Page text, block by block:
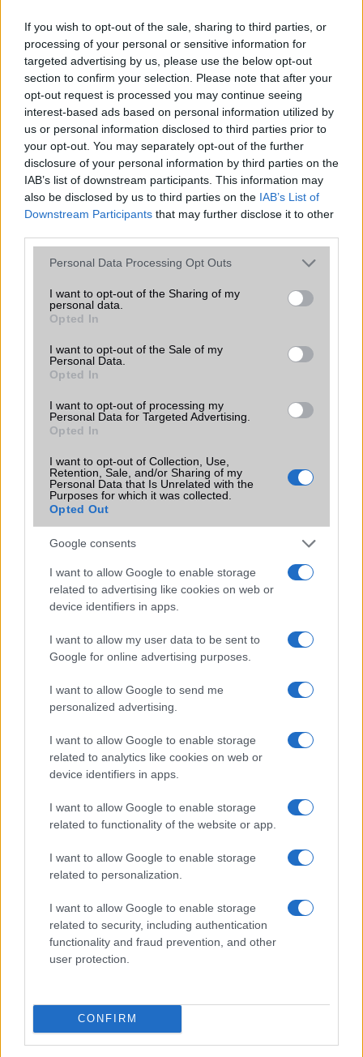
If you wish to opt-out of the sale, sharing to third parties, or
processing of your personal or sensitive information for
targeted advertising by us, please use the below opt-out
section to confirm your selection. Please note that after your
opt-out request is processed you may continue seeing
interest-based ads based on personal information utilized by
us or personal information disclosed to third parties prior to
your opt-out. You may separately opt-out of the further
disclosure of your personal information by third parties on the
IAB’s list of downstream participants. This information may
also be disclosed by us to third parties on the IAB’s List of
Downstream Participants that may further disclose it to other
Please note that this website/app uses one or more Google
not limited to your visit or usage behaviour. You may click to
grant or deny consent to Google and its third-party tags to
use your data for below specified purposes in below Google
consent section.
Personal Data Processing Opt Outs
I want to opt-out of the Sharing of my
personal data.
Opted In
I want to opt-out of the Sale of my
Personal Data.
Opted In
I want to opt-out of processing my
Personal Data for Targeted Advertising.
Opted In
I want to opt-out of Collection, Use,
Retention, Sale, and/or Sharing of my
Personal Data that Is Unrelated with the
Purposes for which it was collected.
Opted Out
Google consents
I want to allow Google to enable storage
related to advertising like cookies on web or
device identifiers in apps.
I want to allow my user data to be sent to
Google for online advertising purposes.
I want to allow Google to send me
personalized advertising.
I want to allow Google to enable storage
related to analytics like cookies on web or
device identifiers in apps.
I want to allow Google to enable storage
related to functionality of the website or app.
I want to allow Google to enable storage
related to personalization.
I want to allow Google to enable storage
related to security, including authentication
functionality and fraud prevention, and other
user protection.
CONFIRM
Office alkalmazások
DV = Document viewer (Word,
Excel, PowerPoint, PDF)
Iránytũ ecompass
Extrák Nincs
EGYÉB
Vibra jelzés alap szolgáltatás
SIM típus nanoSIM
SIM-ek száma 2
Flight mode Van
Funkciók
képernyõvel és nagyobb
Limited Edition Nincs
SAR
Nincs publikus adat!
N/A = Nincs adat. Legutóbbi frissítés: 2026-07-13 19:00:00
Új és Használt GSM kiemelt ajánlatok
Apple iPhone 15 Plus
Nyugati GSM
250.000 Ft (új)
Apple iPhone 17e
229.000 Ft (új)